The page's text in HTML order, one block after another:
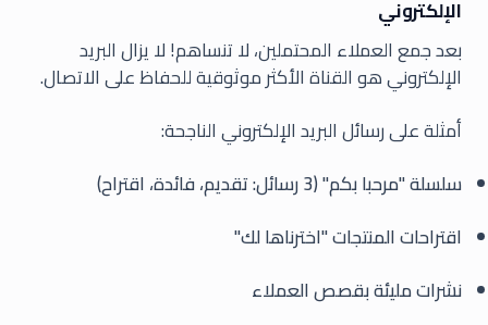
الإلكتروني
بعد جمع العملاء المحتملين، لا تنساهم! لا يزال البريد
الإلكتروني هو القناة الأكثر موثوقية للحفاظ على الاتصال.
أمثلة على رسائل البريد الإلكتروني الناجحة:
سلسلة "مرحبا بكم" (3 رسائل: تقديم، فائدة، اقتراح)
اقتراحات المنتجات "اخترناها لك"
نشرات مليئة بقصص العملاء